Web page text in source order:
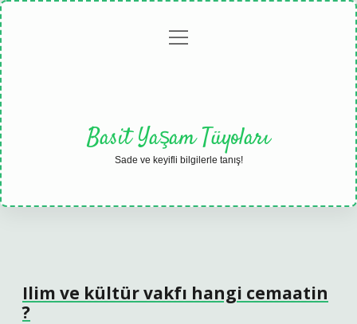
Gizlilikmenüyü
Basit Yaşam Tüyoları
Sade ve keyifli bilgilerle tanış!
Ilim ve kültür vakfı hangi cemaatin
?